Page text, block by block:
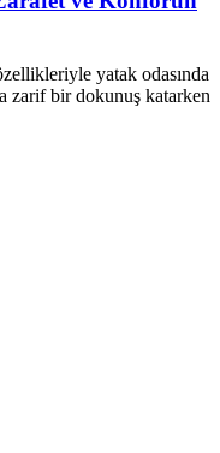
yatak odasında
zarif bir dokunuş katarken